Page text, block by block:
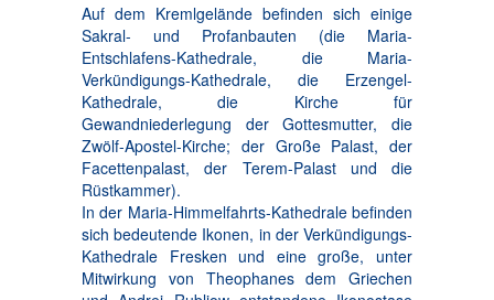
Auf dem Kremlgelände befinden sich einige
Sakral- und Profanbauten (die Maria-
Entschlafens-Kathedrale, die Maria-
Verkündigungs-Kathedrale, die Erzengel-
Kathedrale, die Kirche für
Gewandniederlegung der Gottesmutter, die
Zwölf-Apostel-Kirche; der Große Palast, der
Facettenpalast, der Terem-Palast und die
Rüstkammer).
In der Maria-Himmelfahrts-Kathedrale befinden
sich bedeutende Ikonen, in der Verkündigungs-
Kathedrale Fresken und eine große, unter
Mitwirkung von Theophanes dem Griechen